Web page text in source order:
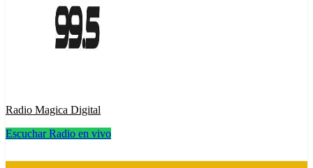
Radio Magica Digital
Escuchar Radio en vivo